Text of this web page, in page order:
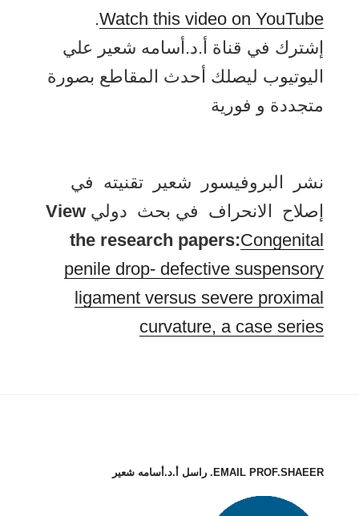
Watch this video on YouTube
.
إشترك في قناة أ.د.أسامه شعير علي
اليوتيوب ليصلك أحدث المقاطع بصورة
متجددة و فورية
نشر البروفيسور شعير تقنيته في
إصلاح الانحراف في بحث دولي View
the research papers:Congenital
penile drop- defective suspensory
ligament versus severe proximal
curvature, a case series
EMAIL PROF.SHAEER. راسل أ.د.أسامه شعير